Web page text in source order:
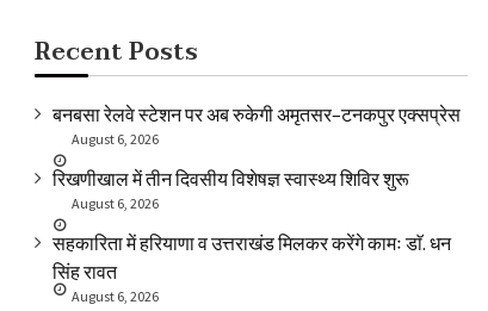
Recent Posts
बनबसा रेलवे स्टेशन पर अब रुकेगी अमृतसर–टनकपुर एक्सप्रेस
August 6, 2026
रिखणीखाल में तीन दिवसीय विशेषज्ञ स्वास्थ्य शिविर शुरू
August 6, 2026
सहकारिता में हरियाणा व उत्तराखंड मिलकर करेंगे कामः डाॅ. धन
सिंह रावत
August 6, 2026